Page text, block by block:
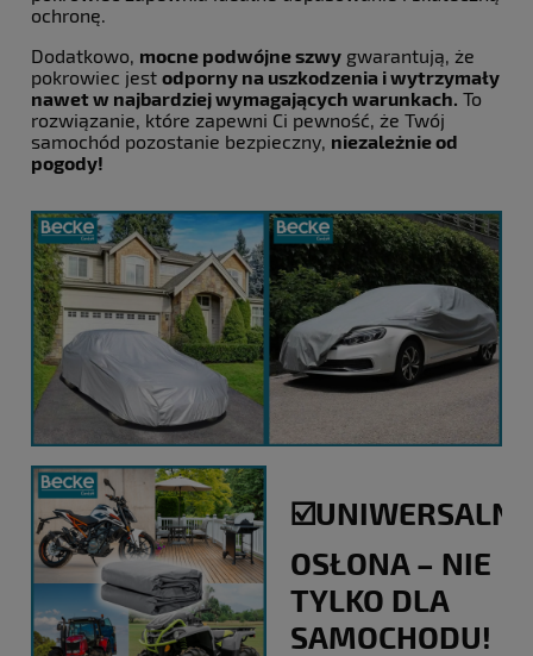
ochronę.
Dodatkowo, mocne podwójne szwy gwarantują, że
pokrowiec jest odporny na uszkodzenia i wytrzymały
nawet w najbardziej wymagających warunkach. To
rozwiązanie, które zapewni Ci pewność, że Twój
samochód pozostanie bezpieczny, niezależnie od
pogody!
☑️UNIWERSALNA
OSŁONA – NIE
TYLKO DLA
SAMOCHODU!